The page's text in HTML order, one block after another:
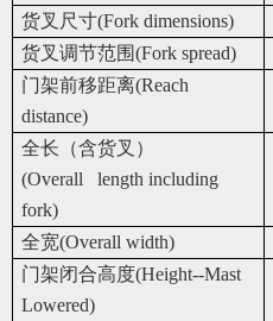
货叉尺寸(Fork dimensions)
货叉调节范围(Fork spread)
门架前移距离(Reach
distance)
全长（含货叉）
(Overall length including
fork)
全宽(Overall width)
门架闭合高度(Height--Mast
Lowered)